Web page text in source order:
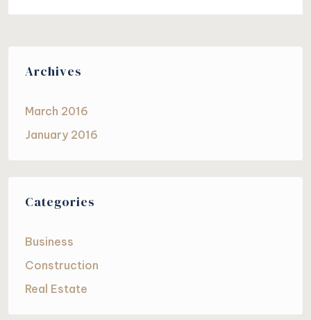
Archives
March 2016
January 2016
Categories
Business
Construction
Real Estate